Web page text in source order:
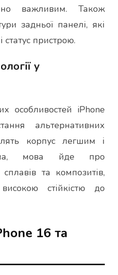
важливим. Також
задньої панелі, які
статус пристрою.
у
особливостей iPhone
альтернативних
корпус легшим і
мова йде про
та композитів,
стійкістю до
16 та